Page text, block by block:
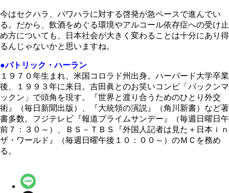
今はセクハラ、パワハラに対する啓発が急ペースで進んでい
る。だから、飲酒をめぐる環境やアルコール依存症への受け止
め方についても、日本社会が大きく変わることは十分にあり得
るんじゃないかと思いますね。
●パトリック・ハーラン
１９７０年生まれ、米国コロラド州出身。ハーバード大学卒業
後、１９９３年に来日。吉田眞とのお笑いコンビ「パックンマ
ックン」で頭角を現す。『世界と渡り合うためのひとり外交
術』（毎日新聞出版）、『大統領の演説』（角川新書）など著
書多数。フジテレビ『報道プライムサンデー』（毎週日曜日午
前７：３０～）、ＢＳ－ＴＢＳ『外国人記者は見た＋日本ｉｎ
ザ・ワールド』（毎週日曜午後１０：００～）のＭＣを務め
る。